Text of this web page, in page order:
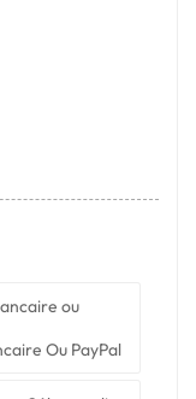
Ou PayPal